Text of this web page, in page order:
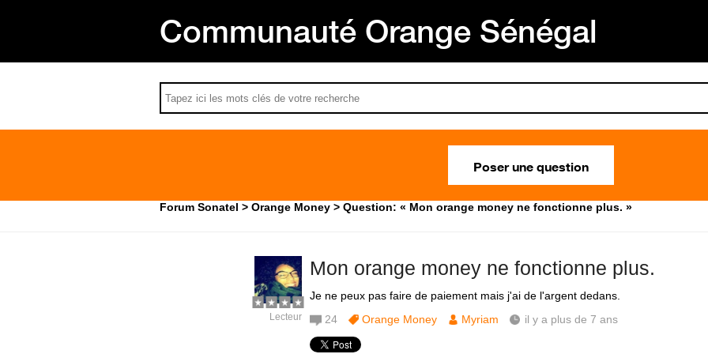
Communauté Orange Sénégal
Poser une question
Forum Sonatel Orange Money Question: « Mon orange money ne fonctionne plus. »
Mon orange money ne fonctionne plus.
Je ne peux pas faire de paiement mais j'ai de l'argent dedans.
Lecteur 24 Orange Money Myriam il y a plus de 7 ans